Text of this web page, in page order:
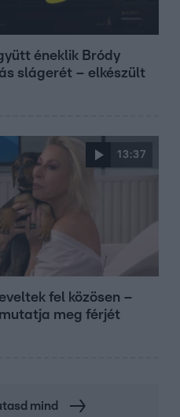
éneklik Bródy
slágerét – elkészült
13:37
fel közösen –
mutatja meg férjét
mind